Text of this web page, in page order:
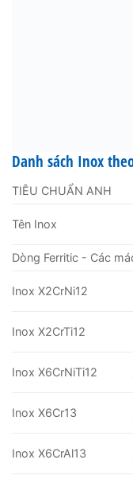
Danh sách Inox
TIÊU CHUẨN ANH
Tên Inox
Dòng Ferritic - Các
Inox X2CrNi12
Inox X2CrTi12
Inox X6CrNiTi12
Inox X6Cr13
Inox X6CrAl13